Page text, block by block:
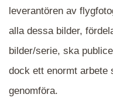
När du ser blåa,
närmare det
mappen.
leverantören av
alla dessa bilder,
bilder/serie, ska
dock ett enormt arbete
genomföra.